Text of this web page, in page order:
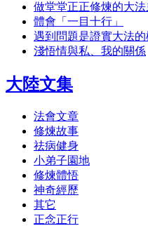
做堂堂正正修煉的大法
體會「一目十行」
遇到問題是證實大法的
淺悟情與私、我的關係
大陸文集
法會文章
修煉故事
祛病健身
小弟子園地
修煉體悟
神奇經歷
其它
正念正行